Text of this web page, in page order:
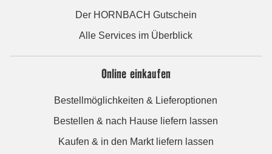
Der HORNBACH Gutschein
Alle Services im Überblick
Online einkaufen
Bestellmöglichkeiten & Lieferoptionen
Bestellen & nach Hause liefern lassen
Kaufen & in den Markt liefern lassen